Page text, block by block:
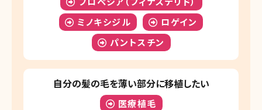
ミノキシジル
ロゲイン
パントスチン
自分の髪の毛を薄い部分に移植したい
医療植毛